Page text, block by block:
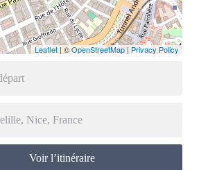
Leaflet| ©OpenStreetMap | Privacy Policy
Voir l’itinéraire